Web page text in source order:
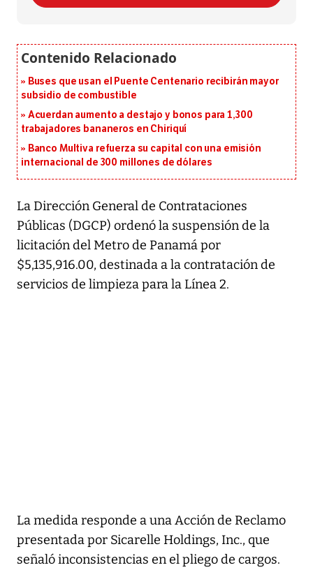
Buses que usan el Puente Centenario recibirán mayor
subsidio de combustible
Acuerdan aumento a destajo y bonos para 1,300
trabajadores bananeros en Chiriquí
Banco Multiva refuerza su capital con una emisión
internacional de 300 millones de dólares
La Dirección General de Contrataciones
Públicas (DGCP) ordenó la suspensión de la
licitación del Metro de Panamá por
$5,135,916.00, destinada a la contratación de
servicios de limpieza para la Línea 2.
La medida responde a una Acción de Reclamo
presentada por Sicarelle Holdings, Inc., que
señaló inconsistencias en el pliego de cargos.